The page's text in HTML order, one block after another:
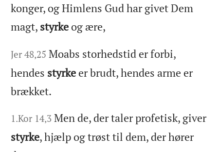
konger, og Himlens Gud har givet Dem
magt, styrke og ære,
Jer 48,25 Moabs storhedstid er forbi,
hendes styrke er brudt, hendes arme er
brækket.
1.Kor 14,3 Men de, der taler profetisk, giver
styrke, hjælp og trøst til dem, der hører